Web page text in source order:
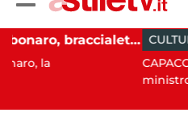
Martina Carbonaro, braccialetto elettronico per i genitori della 14enne uccisa dall'ex CULTURA
CAPACCIO
ministro d...